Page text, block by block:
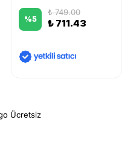
%5
₺ 749.00
₺ 711.43
Ücretsiz